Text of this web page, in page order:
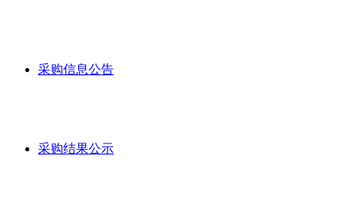
采购信息公告
采购结果公示